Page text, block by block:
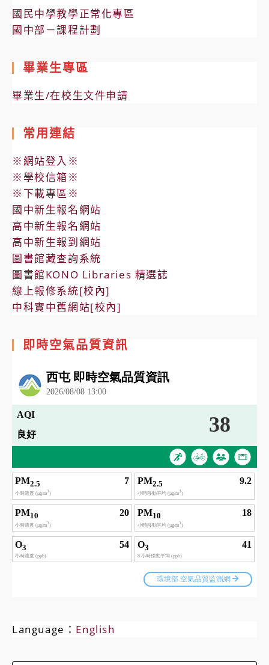
國民中學教學正常化專區
國中部－課程計劃
畢業生專區
畢業生/在校生文件申請
常用連結
※網站登入※
※學校信箱※
※下載專區※
國中新生報名網站
高中新生報名網站
高中新生報到網站
圖書館藏查詢系統
圖書館KONO Libraries 精選誌
線上報修系統[校內]
中科實中舊網站[校內]
即時空氣品質資訊
Language： English